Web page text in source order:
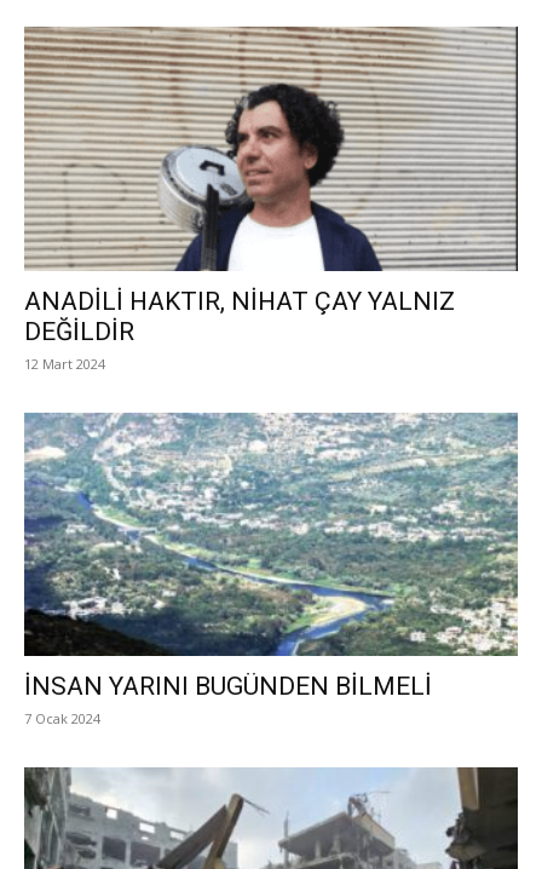
ANADİLİ HAKTIR, NİHAT ÇAY YALNIZ
DEĞİLDİR
12 Mart 2024
İNSAN YARINI BUGÜNDEN BİLMELİ
7 Ocak 2024